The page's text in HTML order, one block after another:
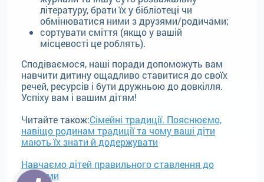
літературу, брати їх у бібліотеці чи
обмінюватися ними з друзями/родичами;
сортувати сміття (якщо у вашій
місцевості це роблять).
Сподіваємося, наші поради допоможуть вам
навчити дитину ощадливо ставитися до своїх
речей, ресурсів і бути дружньою до довкілля.
Успіху вам і вашим дітям!
Читайте також:Сімейні традиції. Пояснюємо,
навіщо родинам традиції та чому ваші діти
мають їх знати й додержувати
Навчаємо дітей правильного ставлення до
реклами